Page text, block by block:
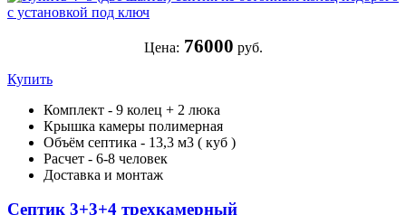
Цена: 76000 руб.
Купить
Комплект - 9 колец + 2 люка
Крышка камеры полимерная
Объём септика - 13,3 м3 ( куб )
Расчет - 6-8 человек
Доставка и монтаж
Септик 3+3+4 трехкамерный